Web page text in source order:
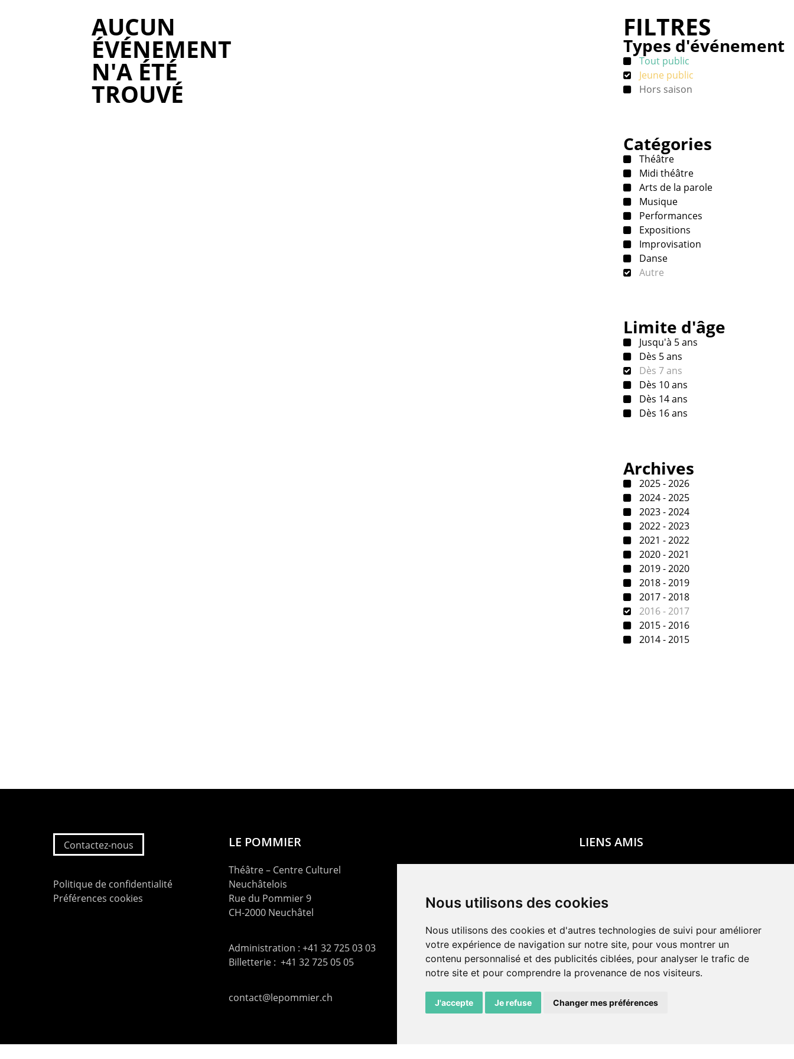
Nous utilisons des cookies
Nous utilisons des cookies et d'autres technologies de suivi pour améliorer
votre expérience de navigation sur notre site, pour vous montrer un
contenu personnalisé et des publicités ciblées, pour analyser le trafic de
notre site et pour comprendre la provenance de nos visiteurs.
J'accepte Je refuse Changer mes préférences
AUCUN
ÉVÉNEMENT
N'A ÉTÉ
TROUVÉ
FILTRES
Types d'événement
Tout public
Jeune public
Hors saison
Catégories
Théâtre
Midi théâtre
Arts de la parole
Musique
Performances
Expositions
Improvisation
Danse
Autre
Limite d'âge
Jusqu'à 5 ans
Dès 5 ans
Dès 7 ans
Dès 10 ans
Dès 14 ans
Dès 16 ans
Archives
2025 - 2026
2024 - 2025
2023 - 2024
2022 - 2023
2021 - 2022
2020 - 2021
2019 - 2020
2018 - 2019
2017 - 2018
2016 - 2017
2015 - 2016
2014 - 2015
Contactez-nous
Politique de confidentialité
Préférences cookies
LE POMMIER
Théâtre – Centre Culturel
Neuchâtelois
Rue du Pommier 9
CH-2000 Neuchâtel
Administration : +41 32 725 03 03
Billetterie : +41 32 725 05 05
contact@lepommier.ch
LIENS AMIS